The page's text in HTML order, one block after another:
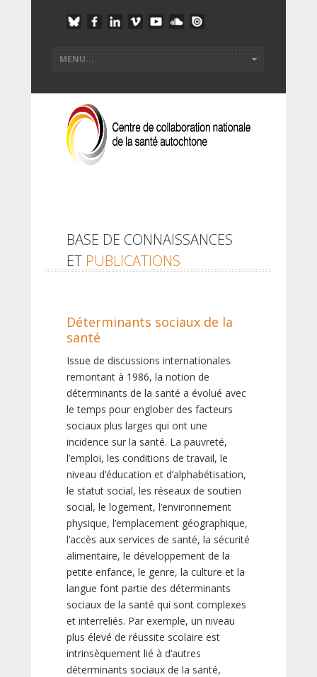
BASE DE CONNAISSANCES
ET PUBLICATIONS
Déterminants sociaux de la
santé
Issue de discussions internationales
remontant à 1986, la notion de
déterminants de la santé a évolué avec
le temps pour englober des facteurs
sociaux plus larges qui ont une
incidence sur la santé. La pauvreté,
l’emploi, les conditions de travail, le
niveau d’éducation et d’alphabétisation,
le statut social, les réseaux de soutien
social, le logement, l’environnement
physique, l’emplacement géographique,
l’accès aux services de santé, la sécurité
alimentaire, le développement de la
petite enfance, le genre, la culture et la
langue font partie des déterminants
sociaux de la santé qui sont complexes
et interreliés. Par exemple, un niveau
plus élevé de réussite scolaire est
intrinsèquement lié à d’autres
déterminants sociaux de la santé,